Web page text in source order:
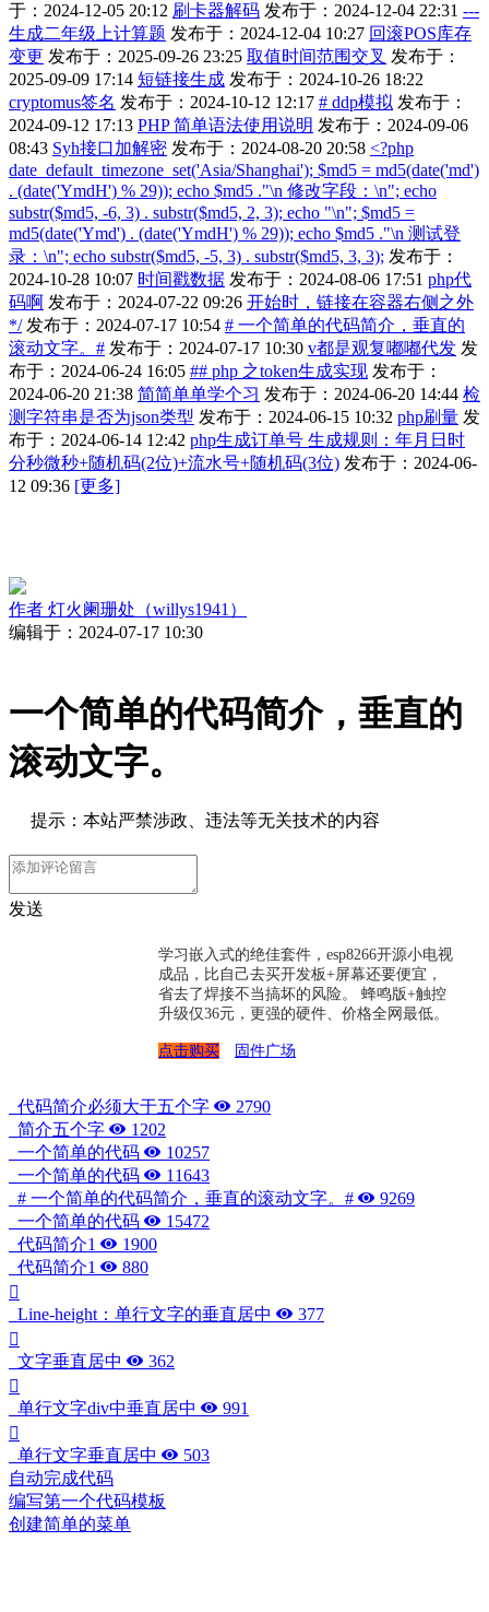
于：2024-12-05 20:12 刷卡器解码 发布于：2024-12-04 22:31 ---
生成二年级上计算题 发布于：2024-12-04 10:27 回滚POS库存
变更 发布于：2025-09-26 23:25 取值时间范围交叉 发布于：
2025-09-09 17:14 短链接生成 发布于：2024-10-26 18:22
cryptomus签名 发布于：2024-10-12 12:17 # ddp模拟 发布于：
2024-09-12 17:13 PHP 简单语法使用说明 发布于：2024-09-06
08:43 Syh接口加解密 发布于：2024-08-20 20:58 <?php
date_default_timezone_set('Asia/Shanghai'); $md5 = md5(date('md')
. (date('YmdH') % 29)); echo $md5 ."\n 修改字段：\n"; echo
substr($md5, -6, 3) . substr($md5, 2, 3); echo "\n"; $md5 =
md5(date('Ymd') . (date('YmdH') % 29)); echo $md5 ."\n 测试登
录：\n"; echo substr($md5, -5, 3) . substr($md5, 3, 3); 发布于：
2024-10-28 10:07 时间戳数据 发布于：2024-08-06 17:51 php代
码啊 发布于：2024-07-22 09:26 开始时，链接在容器右侧之外
*/ 发布于：2024-07-17 10:54 # 一个简单的代码简介，垂直的
滚动文字。# 发布于：2024-07-17 10:30 v都是观复嘟嘟代发 发
布于：2024-06-24 16:05 ## php 之token生成实现 发布于：
2024-06-20 21:38 简简单单学个习 发布于：2024-06-20 14:44 检
测字符串是否为json类型 发布于：2024-06-15 10:32 php刷量 发
布于：2024-06-14 12:42 php生成订单号 生成规则：年月日时
分秒微秒+随机码(2位)+流水号+随机码(3位) 发布于：2024-06-
12 09:36 [更多]
作者 灯火阑珊处（willys1941）
编辑于：2024-07-17 10:30
一个简单的代码简介，垂直的
滚动文字。
提示：本站严禁涉政、违法等无关技术的内容
发送
学习嵌入式的绝佳套件，esp8266开源小电视
成品，比自己去买开发板+屏幕还要便宜，
省去了焊接不当搞坏的风险。 蜂鸣版+触控
升级仅36元，更强的硬件、价格全网最低。
点击购买 固件广场
代码简介必须大于五个字
2790
简介五个字
1202
一个简单的代码
10257
一个简单的代码
11643
# 一个简单的代码简介，垂直的滚动文字。#
9269
一个简单的代码
15472
代码简介1
1900
代码简介1
880
Line-height：单行文字的垂直居中 377
文字垂直居中 362
单行文字div中垂直居中 991
单行文字垂直居中
503
自动完成代码
编写第一个代码模板
创建简单的菜单